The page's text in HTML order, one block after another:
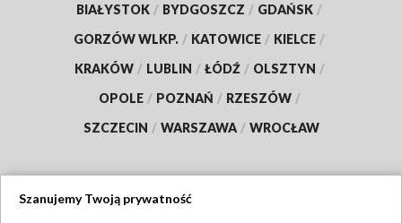
BIAŁYSTOK / BYDGOSZCZ / GDAŃSK /
GORZÓW WLKP. / KATOWICE / KIELCE /
KRAKÓW / LUBLIN / ŁÓDŹ / OLSZTYN /
OPOLE / POZNAŃ / RZESZÓW /
SZCZECIN / WARSZAWA / WROCŁAW
Szanujemy Twoją prywatność